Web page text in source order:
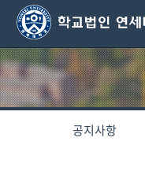
공지사항